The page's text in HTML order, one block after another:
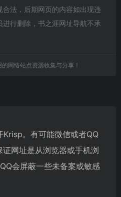
法，后期网页的内容如出现违
行删除，书之涯网址导航不承
网络站点资源收集与分享！
Krisp。有可能微信或者QQ
网址是从浏览器或手机浏
会屏蔽一些未备案或敏感